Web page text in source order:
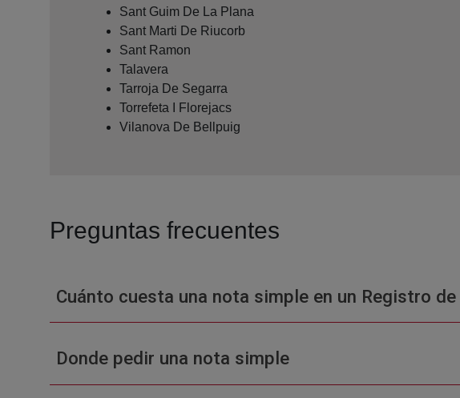
Sant Guim De La Plana
Sant Marti De Riucorb
Sant Ramon
Talavera
Tarroja De Segarra
Torrefeta I Florejacs
Vilanova De Bellpuig
Preguntas frecuentes
Cuánto cuesta una nota simple en un Registro
Donde pedir una nota simple